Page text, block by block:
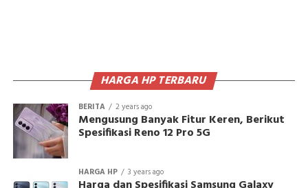
HARGA HP TERBARU
BERITA 2 years ago
Mengusung Banyak Fitur Keren, Berikut
Spesifikasi Reno 12 Pro 5G
HARGA HP 3 years ago